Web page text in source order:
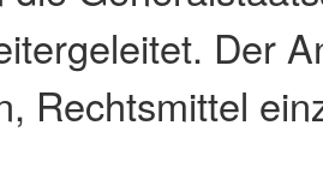
Der
Rechtsmittel